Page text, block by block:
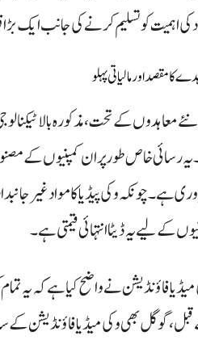
کی اہمیت کو تسلیم کرنے کی جانب ایک
کا مقصد اور مالیاتی پہلو
معاہدوں کے تحت، مذکورہ بالا
ہے۔ چونکہ وکی پیڈیا کا مواد غیر
کے لیے یہ ڈیٹا انتہائی قیمتی ہے۔
فاؤنڈیشن نے واضح کیا ہے کہ یہ
گوگل بھی وکی میڈیا فاؤنڈیشن کے